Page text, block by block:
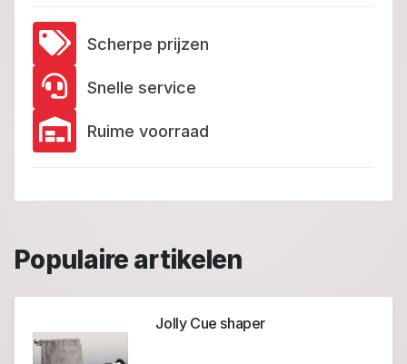
Scherpe prijzen
Snelle service
Ruime voorraad
Populaire artikelen
Jolly Cue shaper